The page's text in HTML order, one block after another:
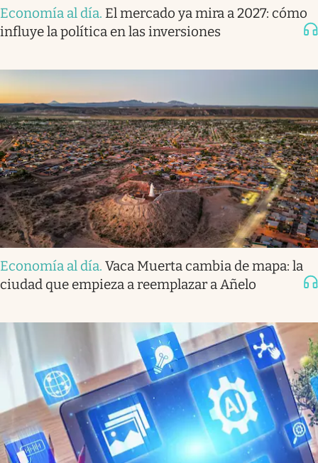
Economía al día. El mercado ya mira a 2027: cómo
influye la política en las inversiones
Economía al día. Vaca Muerta cambia de mapa: la
ciudad que empieza a reemplazar a Añelo